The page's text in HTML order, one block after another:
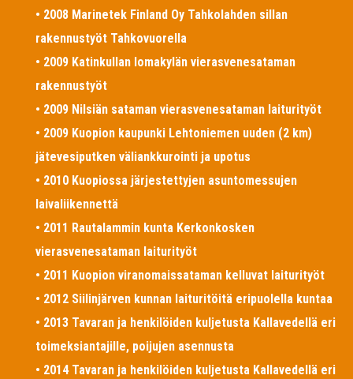
• 2008 Marinetek Finland Oy Tahkolahden sillan
rakennustyöt Tahkovuorella
• 2009 Katinkullan lomakylän vierasvenesataman
rakennustyöt
• 2009 Nilsiän sataman vierasvenesataman laiturityöt
• 2009 Kuopion kaupunki Lehtoniemen uuden (2 km)
jätevesiputken väliankkurointi ja upotus
• 2010 Kuopiossa järjestettyjen asuntomessujen
laivaliikennettä
• 2011 Rautalammin kunta Kerkonkosken
vierasvenesataman laiturityöt
• 2011 Kuopion viranomaissataman kelluvat laiturityöt
• 2012 Siilinjärven kunnan laituritöitä eripuolella kuntaa
• 2013 Tavaran ja henkilöiden kuljetusta Kallavedellä eri
toimeksiantajille, poijujen asennusta
• 2014 Tavaran ja henkilöiden kuljetusta Kallavedellä eri